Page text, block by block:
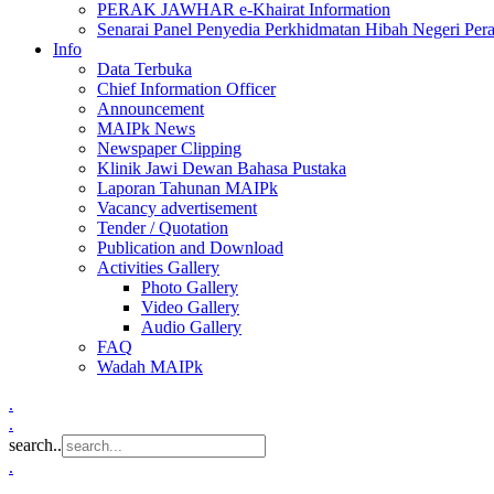
PERAK JAWHAR e-Khairat Information
Senarai Panel Penyedia Perkhidmatan Hibah Negeri
Info
Data Terbuka
Chief Information Officer
Announcement
MAIPk News
Newspaper Clipping
Klinik Jawi Dewan Bahasa Pustaka
Laporan Tahunan MAIPk
Vacancy advertisement
Tender / Quotation
Publication and Download
Activities Gallery
Photo Gallery
Video Gallery
Audio Gallery
FAQ
Wadah MAIPk
.
.
search..
.